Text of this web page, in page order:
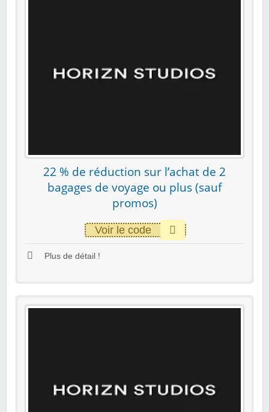
22 % de réduction sur l’achat de 2
bagages de voyage ou plus (sauf
promos)
Voir le code
Plus de détail !